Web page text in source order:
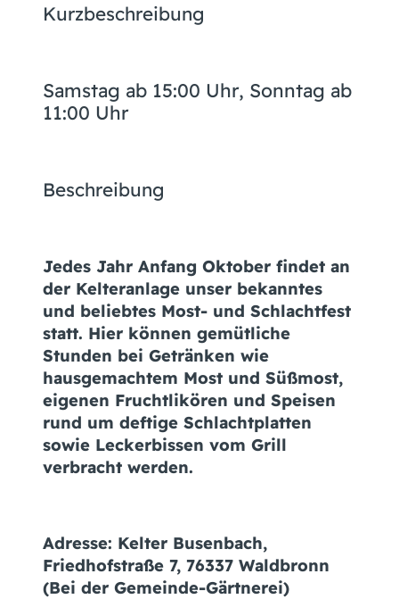
Kurzbeschreibung
Samstag ab 15:00 Uhr, Sonntag ab
11:00 Uhr
Beschreibung
Jedes Jahr Anfang Oktober findet an
der Kelteranlage unser bekanntes
und beliebtes Most- und Schlachtfest
statt. Hier können gemütliche
Stunden bei Getränken wie
hausgemachtem Most und Süßmost,
eigenen Fruchtlikören und Speisen
rund um deftige Schlachtplatten
sowie Leckerbissen vom Grill
verbracht werden.
Adresse: Kelter Busenbach,
Friedhofstraße 7, 76337 Waldbronn
(Bei der Gemeinde-Gärtnerei)